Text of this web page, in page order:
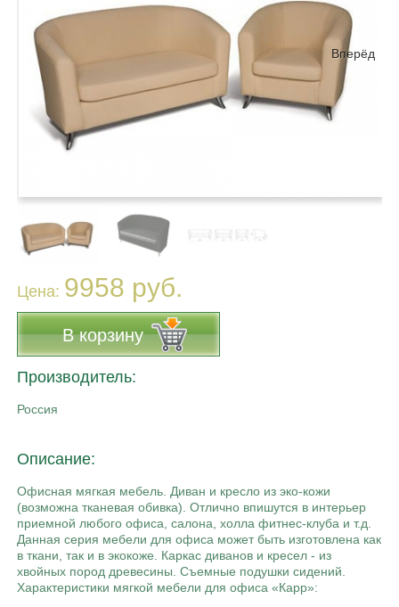
Вперёд
Цена: 9958 руб.
В корзину
Производитель:
Россия
Описание:
Офисная мягкая мебель. Диван и кресло из эко-кожи
(возможна тканевая обивка). Отлично впишутся в интерьер
приемной любого офиса, салона, холла фитнес-клуба и т.д.
Данная серия мебели для офиса может быть изготовлена как
в ткани, так и в экокоже. Каркас диванов и кресел - из
хвойных пород древесины. Съемные подушки сидений.
Характеристики мягкой мебели для офиса «Карр»: